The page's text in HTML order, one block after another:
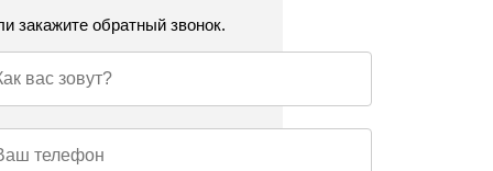
закажите обратный звонок.